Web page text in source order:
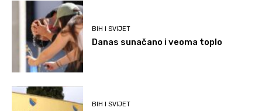
BIH I SVIJET
Danas sunačano i veoma toplo
BIH I SVIJET